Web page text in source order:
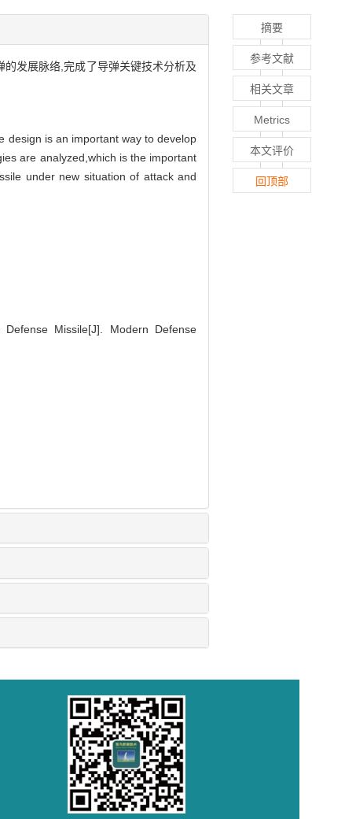
发展脉络,完成了导弹关键技术分析及
design is an important way to develop
are analyzed,which is the important
under new situation of attack and
Missile[J]. Modern Defense
摘要
参考文献
相关文章
Metrics
本文评价
回顶部